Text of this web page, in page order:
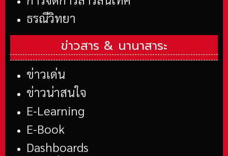
ธรณีวิทยา
ข่าวสาร & นานาสาระ
ข่าวเด่น
ข่าวน่าสนใจ
E-Learning
E-Book
Dashboards